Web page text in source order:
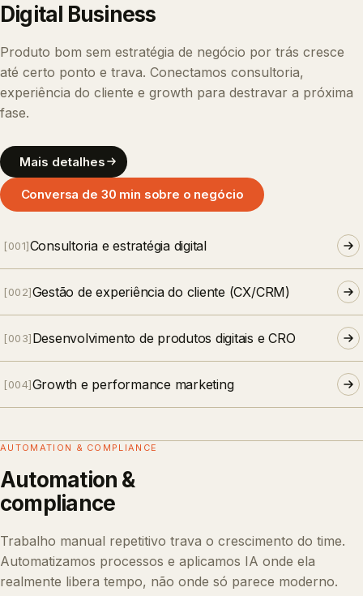
Digital Business
Produto bom sem estratégia de negócio por trás cresce
até certo ponto e trava. Conectamos consultoria,
experiência do cliente e growth para destravar a próxima
fase.
Mais detalhes
Conversa de 30 min sobre o negócio
[001]Consultoria e estratégia digital
[002]Gestão de experiência do cliente (CX/CRM)
[003]Desenvolvimento de produtos digitais e CRO
[004]Growth e performance marketing
AUTOMATION & COMPLIANCE
Automation &
compliance
Trabalho manual repetitivo trava o crescimento do time.
Automatizamos processos e aplicamos IA onde ela
realmente libera tempo, não onde só parece moderno.